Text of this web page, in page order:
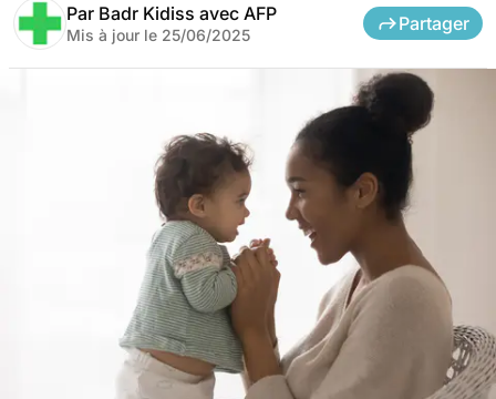
Par Badr Kidiss avec AFP
Mis à jour le 25/06/2025
Partager